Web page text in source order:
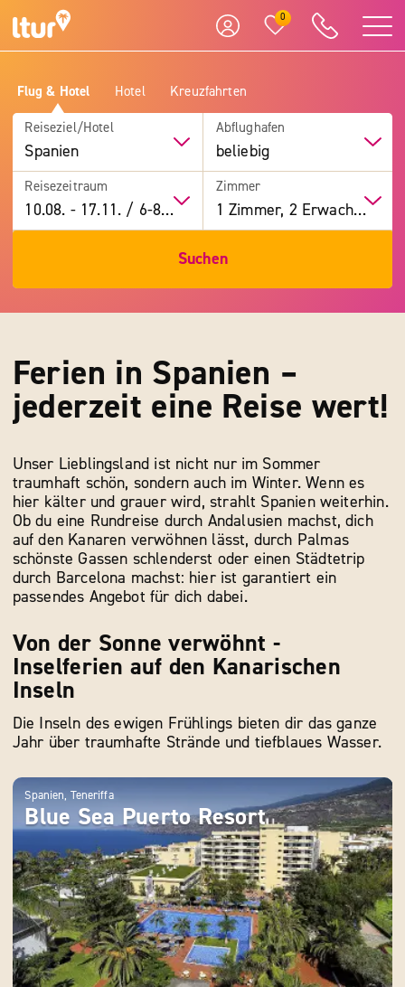
0
Flug & Hotel Hotel Kreuzfahrten
Reiseziel/Hotel
Spanien
Abflughafen
beliebig
Reisezeitraum
10.08. -17.11. / 6-8 Tage
Zimmer
1 Zimmer, 2 Erwachsene
Suchen
Ferien in Spanien –
jederzeit eine Reise wert!
Unser Lieblingsland ist nicht nur im Sommer
traumhaft schön, sondern auch im Winter. Wenn es
hier kälter und grauer wird, strahlt Spanien weiterhin.
Ob du eine Rundreise durch Andalusien machst, dich
auf den Kanaren verwöhnen lässt, durch Palmas
schönste Gassen schlenderst oder einen Städtetrip
durch Barcelona machst: hier ist garantiert ein
passendes Angebot für dich dabei.
Von der Sonne verwöhnt -
Inselferien auf den Kanarischen
Inseln
Die Inseln des ewigen Frühlings bieten dir das ganze
Jahr über traumhafte Strände und tiefblaues Wasser.
Spanien, Teneriffa
Blue Sea Puerto Resort